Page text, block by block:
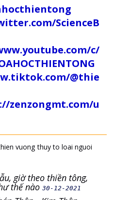
ScienceB
c/
@thie
zenzongmt.com/u
vuong thuy to loai nguoi
giờ theo thiền tông,
thế nào 30-12-2021